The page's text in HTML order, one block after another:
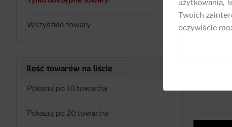
Wszystkie towary
Ilość towarów na liście
Pokazuj po 10 towarów
Pokazuj po 20 towarów
użytkowania,
Twoich
oczywiście